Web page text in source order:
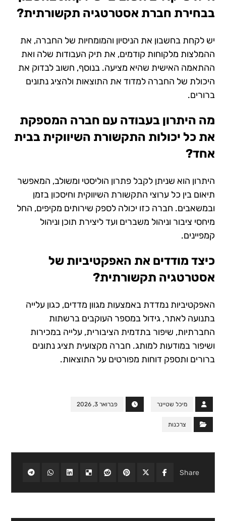
בבחירת חברת אסטרטגיה תקשורתית?
יש לקחת בחשבון את הניסיון והמומחיות של החברה, את
ההמלצות מלקוחות קודמים, את תיק העבודות שלה ואת
ההתאמה האישית שהיא מציעה. בנוסף, חשוב לבדוק את
היכולת של החברה למדוד את התוצאות ולהציג נתונים
ברורים.
מה היתרון בעבודה עם חברה המספקת
את כל יכולות התקשורת השיווקית בבית
אחד?
היתרון הוא שניתן לקבל פתרון הוליסטי ומשולב, המאפשר
תיאום בין כל ערוצי התקשורת השיווקית וחיסכון בזמן
ובמשאבים. חברה כזו יכולה לספק שירותים מקיפים, החל
מיחסי ציבור וניהול משברים ועד ליצירת תוכן וניהול
קמפיינים.
כיצד מודדים את האפקטיביות של
אסטרטגיה תקשורתית?
האפקטיביות נמדדת באמצעות מגוון מדדים, כגון עלייה
בתנועה לאתר, גידול במספר העוקבים ברשתות
החברתיות, שיפור בתדמית הציבורית, עלייה במכירות
ושיפור במודעות למותג. חברה מקצועית תציג נתונים
ברורים ותספק דוחות מפורטים על התוצאות.
מיכל שטיינר פברואר 3, 2026
צרכנות